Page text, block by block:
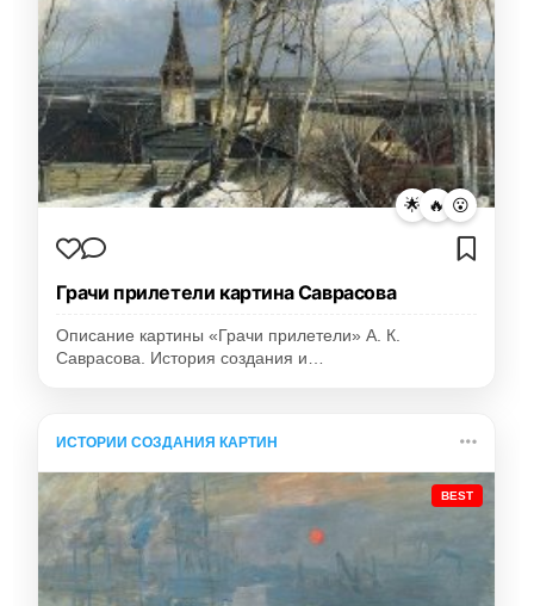
🌟 🔥 😮
Грачи прилетели картина Саврасова
Описание картины «Грачи прилетели» А. К.
Саврасова. История создания и…
ИСТОРИИ СОЗДАНИЯ КАРТИН
BEST